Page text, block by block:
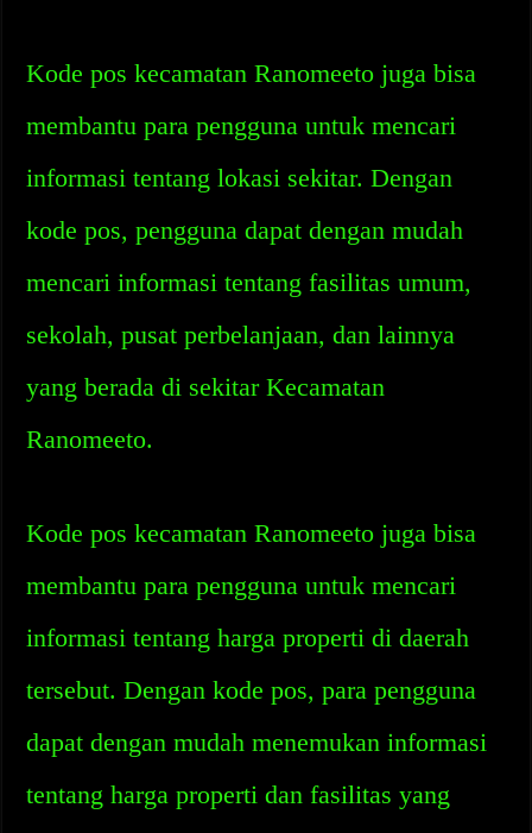
Kode pos kecamatan Ranomeeto juga bisa
membantu para pengguna untuk mencari
informasi tentang lokasi sekitar. Dengan
kode pos, pengguna dapat dengan mudah
mencari informasi tentang fasilitas umum,
sekolah, pusat perbelanjaan, dan lainnya
yang berada di sekitar Kecamatan
Ranomeeto.
Kode pos kecamatan Ranomeeto juga bisa
membantu para pengguna untuk mencari
informasi tentang harga properti di daerah
tersebut. Dengan kode pos, para pengguna
dapat dengan mudah menemukan informasi
tentang harga properti dan fasilitas yang